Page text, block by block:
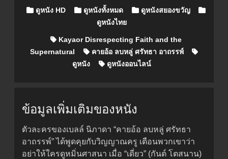
Posted in
ดูหนัง HD ดูหนังทั้งหมด
ดูหนังสยองขวัญ
ดูหนังไทย
Kayaor Disrespecting Faith and the
Supernatural
คายอ้อ ลบหลู่ ศรัทธา อาถรรพ์
ดูหนัง
ดูหนังออนไลน์
ข้อมูลเพิ่มเติมของหนัง
ตัวละครของเบลล์ นิภาดา “คายอ้อ ลบหลู่ ศรัทธา
อาถรรพ์” ได้พูดคุยกับวิญญาณครู เตือนพวกเขาว่า
อย่าให้ใครดูหมิ่นศาสนา เมื่อ “เดี่ยว” (กันต์ โตสนาน)